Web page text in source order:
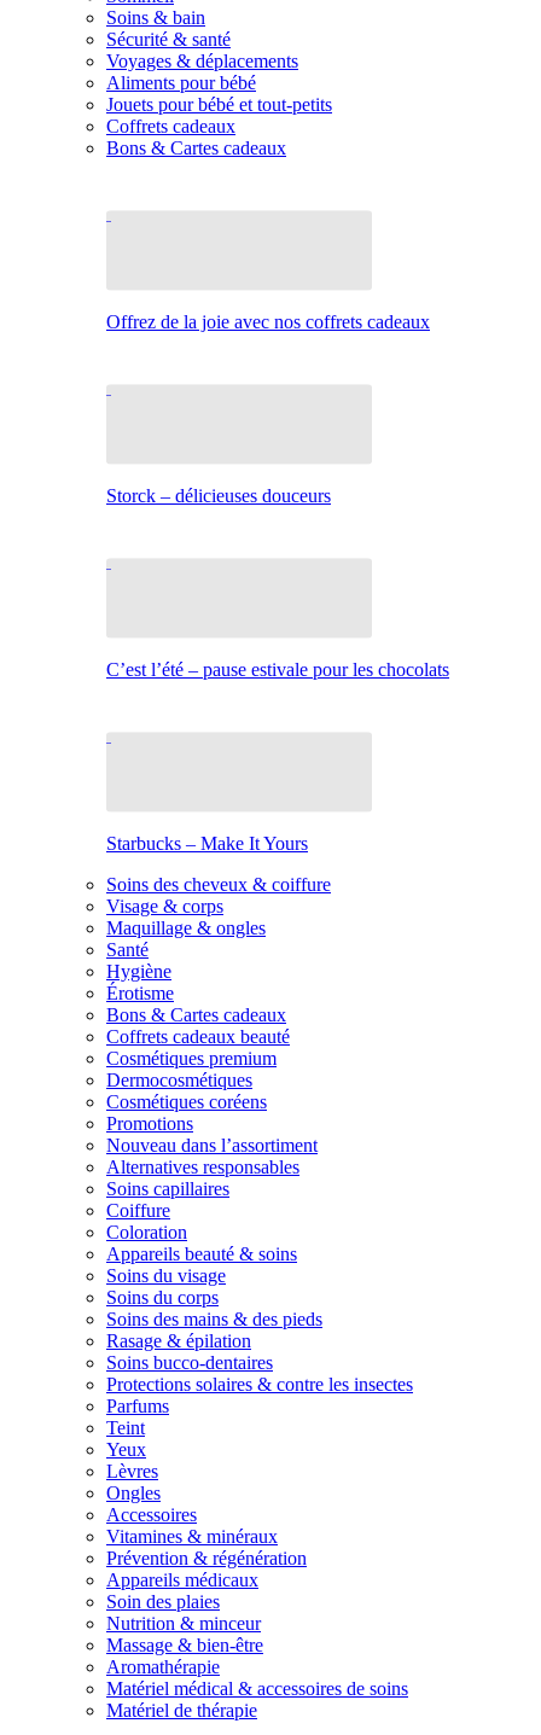
Soins & bain
Sécurité & santé
Voyages & déplacements
Aliments pour bébé
Jouets pour bébé et tout-petits
Coffrets cadeaux
Bons & Cartes cadeaux
Offrez de la joie avec nos coffrets cadeaux
Storck – délicieuses douceurs
C’est l’été – pause estivale pour les chocolats
Starbucks – Make It Yours
Soins des cheveux & coiffure
Visage & corps
Maquillage & ongles
Santé
Hygiène
Érotisme
Bons & Cartes cadeaux
Coffrets cadeaux beauté
Cosmétiques premium
Dermocosmétiques
Cosmétiques coréens
Promotions
Nouveau dans l’assortiment
Alternatives responsables
Soins capillaires
Coiffure
Coloration
Appareils beauté & soins
Soins du visage
Soins du corps
Soins des mains & des pieds
Rasage & épilation
Soins bucco-dentaires
Protections solaires & contre les insectes
Parfums
Teint
Yeux
Lèvres
Ongles
Accessoires
Vitamines & minéraux
Prévention & régénération
Appareils médicaux
Soin des plaies
Nutrition & minceur
Massage & bien-être
Aromathérapie
Matériel médical & accessoires de soins
Matériel de thérapie